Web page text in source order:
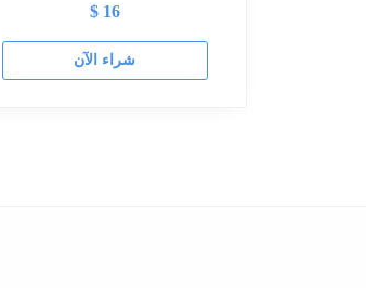
16
$
شراء الآن